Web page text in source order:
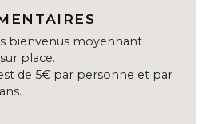
bienvenus moyennant
place.
de 5€ par personne et par